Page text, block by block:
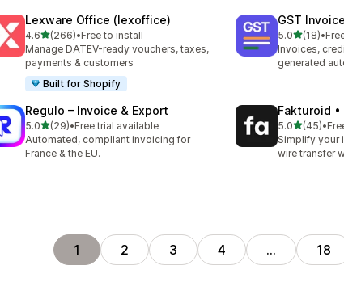
Lexware Office (lexoffice)
4.6별 5개 중
(266)
총 리뷰 266개
•Free to install
Manage DATEV-ready vouchers, taxes,
payments & customers
Built for Shopify
GST
5.0별 5개 중
(18)
총 리뷰 18개
•
Invoices,
generated
Regulo – Invoice & Export
5.0별 5개 중
(29)
총 리뷰 29개
•Free trial available
Automated, compliant invoicing for
France & the EU.
Fakturoid
5.0별 5개 중
(45)
총 리뷰 45개
•
Simplify your
wire transfer
1 2 3 4 … 18